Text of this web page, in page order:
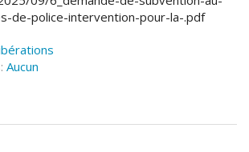
de-police-intervention-pour-la-.pdf
Aucun